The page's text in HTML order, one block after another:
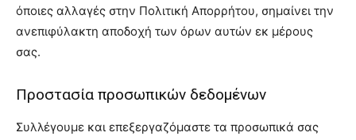
όποιες αλλαγές στην Πολιτική Απορρήτου, σημαίνει την
ανεπιφύλακτη αποδοχή των όρων αυτών εκ μέρους
σας.
Προστασία προσωπικών δεδομένων
Συλλέγουμε και επεξεργαζόμαστε τα προσωπικά σας